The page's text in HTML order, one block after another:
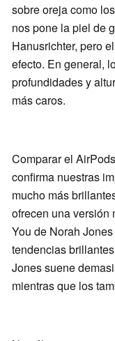
sobre oreja como
nos pone la piel de
Hanusrichter, pero
efecto. En general,
profundidades y
más caros.
Comparar el
confirma nuestras
mucho más
ofrecen una versión
You de Norah
tendencias
Jones suene
mientras que los